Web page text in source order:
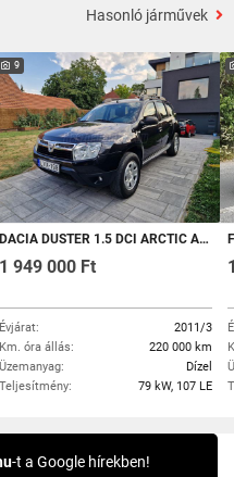
Hasonló járművek
9
DACIA DUSTER 1.5 DCI ARCTIC ARCTIC MUSIC MŰKÖDŐ KLÍMA! 1 TULAJ!
1 949 000 Ft
Évjárat:
2011/3
Km. óra állás:
220 000 km
Üzemanyag:
Dízel
Teljesítmény:
79 kW, 107 LE
-t a Google hírekben!